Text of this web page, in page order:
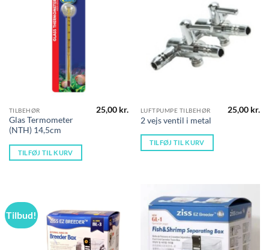
TILBEHØR
Glas Termometer
(NTH) 14,5cm
25,00 kr.
TILFØJ TIL KURV
LUFTPUMPE TILBEHØR
2 vejs ventil i metal
25,00 kr.
TILFØJ TIL KURV
Tilbud!